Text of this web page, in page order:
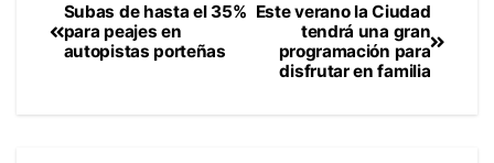
Navegación
de
Este verano la Ciudad
tendrá una gran
programación para
disfrutar en familia
Subas de hasta el 35%
para peajes en
autopistas porteñas